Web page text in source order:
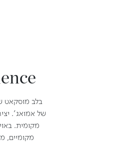
בלב מוסקאט
של אמואג'.
מקומית.
מקומיים,